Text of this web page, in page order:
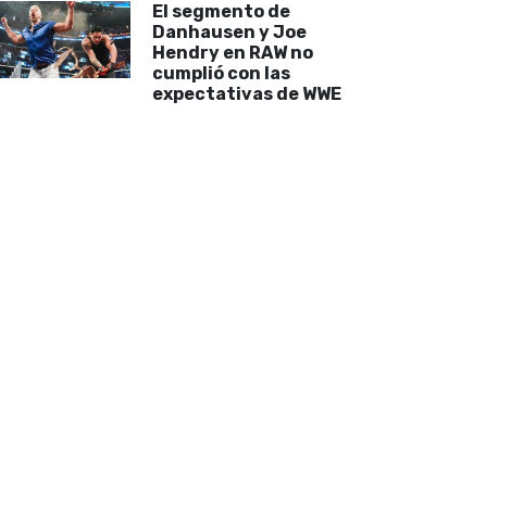
El segmento de
Danhausen y Joe
Hendry en RAW no
cumplió con las
expectativas de WWE